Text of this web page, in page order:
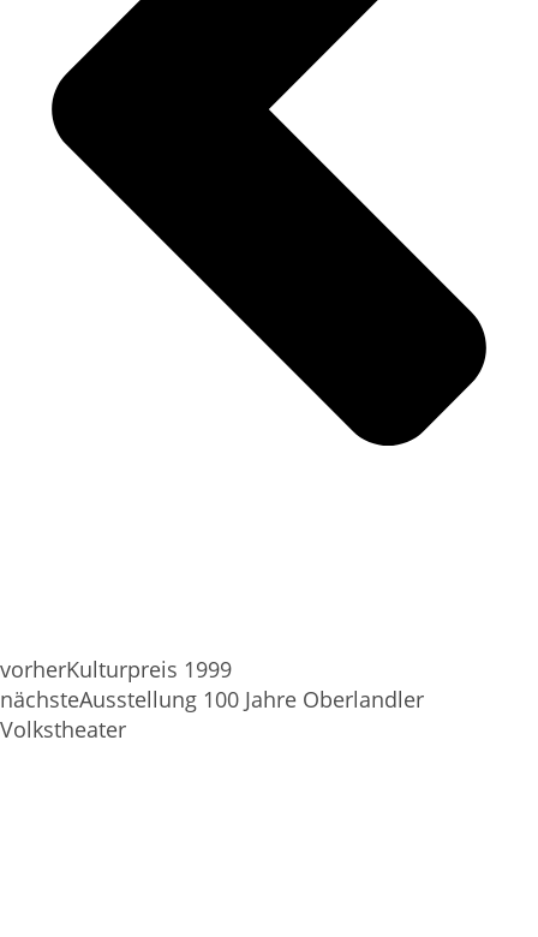
vorherKulturpreis 1999
nächsteAusstellung 100 Jahre Oberlandler
Volkstheater